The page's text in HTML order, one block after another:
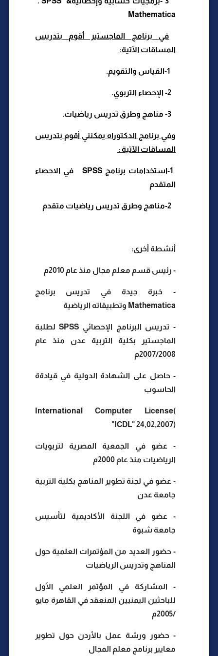
Mathematica
في برنامج الماجستير أقوم بتدريس
المساقات الآتية:
-1القياس والتقويم.
-2 الإحصاء التربوي.
3- مناهج وطرق تدريس رياضيات.
وفي برنامج الدكتوراه يمكنني أقوم بتدريس
المساقات الآتية:
-1استخدامات برنامج SPSSفي الاحصاء
المتقدم
-2مناهج وطرق تدريس رياضيات متقدم
أنشطة أخرى:
- رئيس قسم معلم مجال منذ عام 2010م
- خبرة جيدة في تدريس برنامج
Mathematica وتطبيقاته الرياضية
- تدريس البرنامج الإحصائي SPSS لطلبة
الماجستير بكلية التربية عدن منذ عام
2007/2008م
- حاصل على الشهادة الدولية في قيادةة
الحاسوب
International Computer License(
"ICDL" 24,02,2007)
- عضو في الجمعية المصرية لتربويات
الرياضيات منذ عام 2000م
- عضو في لجنة تطوير المناهج بكلية التربية
جامعة عدن
- عضو في اللجنة الأكاديمية لتأسيس
جامعة شبوة
- حضور العديد من المؤتمرات العلمية حول
المناهج وتدريس الرياضيات
- المشاركة في المؤتمر العلمي الأول
للباحثين اليمنيين المنعقد في القاهرة مايو
/2005م
- حضور ورشة عمل بالأردن حول تطوير
معايير برنامج معلم المجال